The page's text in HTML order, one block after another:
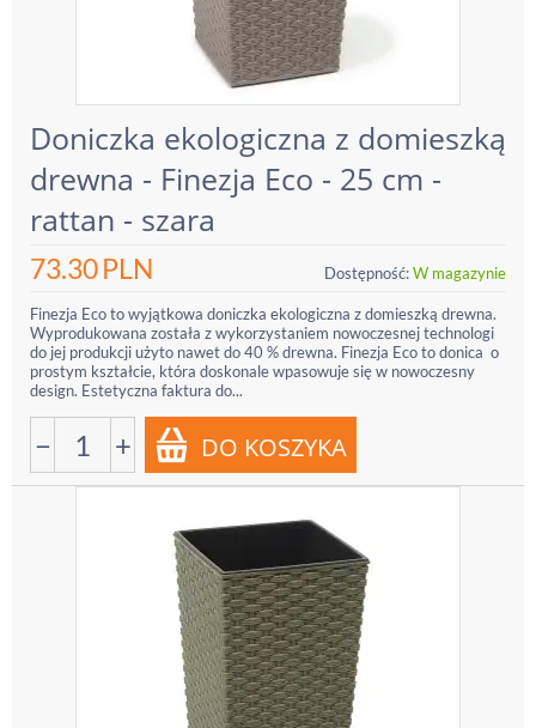
Doniczka ekologiczna z domieszką
drewna - Finezja Eco - 25 cm -
rattan - szara
73.30PLN Dostępność:W magazynie
Finezja Eco to wyjątkowa doniczka ekologiczna z domieszką drewna.
Wyprodukowana została z wykorzystaniem nowoczesnej technologi
do jej produkcji użyto nawet do 40 % drewna. Finezja Eco to donica o
prostym kształcie, która doskonale wpasowuje się w nowoczesny
design. Estetyczna faktura do...
− +